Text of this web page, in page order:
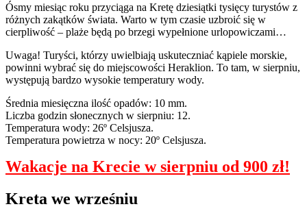
Ósmy miesiąc roku przyciąga na Kretę dziesiątki tysięcy turystów z
różnych zakątków świata. Warto w tym czasie uzbroić się w
cierpliwość – plaże będą po brzegi wypełnione urlopowiczami…
Uwaga! Turyści, którzy uwielbiają uskuteczniać kąpiele morskie,
powinni wybrać się do miejscowości Heraklion. To tam, w sierpniu,
występują bardzo wysokie temperatury wody.
Średnia miesięczna ilość opadów: 10 mm.
Liczba godzin słonecznych w sierpniu: 12.
Temperatura wody: 26º Celsjusza.
Temperatura powietrza w nocy: 20º Celsjusza.
Wakacje na Krecie w sierpniu od 900 zł!
Kreta we wrześniu